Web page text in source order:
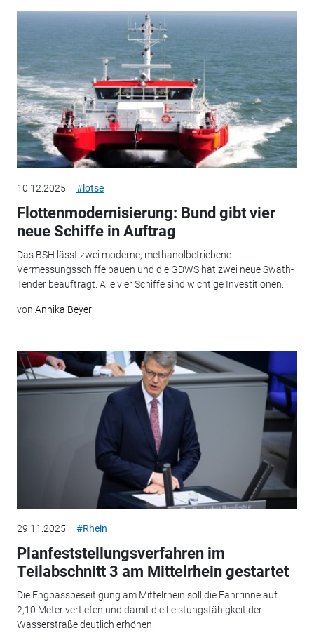
10.12.2025 #lotse
Flottenmodernisierung: Bund gibt vier
neue Schiffe in Auftrag
Das BSH lässt zwei moderne, methanolbetriebene
Vermessungsschiffe bauen und die GDWS hat zwei neue Swath-
Tender beauftragt. Alle vier Schiffe sind wichtige Investitionen...
von Annika Beyer
29.11.2025 #Rhein
Planfeststellungsverfahren im
Teilabschnitt 3 am Mittelrhein gestartet
Die Engpassbeseitigung am Mittelrhein soll die Fahrrinne auf
2,10 Meter vertiefen und damit die Leistungsfähigkeit der
Wasserstraße deutlich erhöhen.